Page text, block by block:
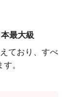
最大級
ており、すべ
。